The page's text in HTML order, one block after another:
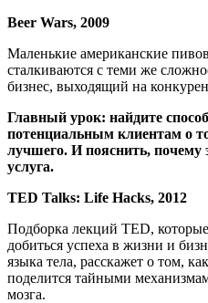
Beer Wars, 2009
Маленькие американские
сталкиваются с теми же
бизнес, выходящий на
Главный урок: найдите
потенциальным клиентам о
лучшего. И пояснить,
услуга.
TED Talks: Life Hacks, 2012
Подборка лекций TED,
добиться успеха в жизни и
языка тела, расскажет о том,
поделится тайными
мозга.